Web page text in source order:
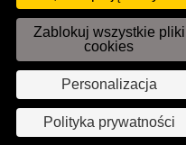
NAS
plików cookie. W
każdej chwili mogą
Państwo zmienić
preferencje w naszej
Witrynie internetowej.
Zablokuj wszystkie pliki
cookies
Personalizacja
Polityka prywatności